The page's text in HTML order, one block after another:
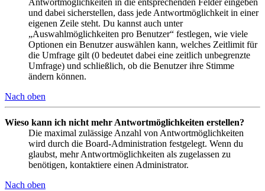
Antwortmöglichkeiten in die entsprechenden Felder eingeben
und dabei sicherstellen, dass jede Antwortmöglichkeit in einer
eigenen Zeile steht. Du kannst auch unter
„Auswahlmöglichkeiten pro Benutzer“ festlegen, wie viele
Optionen ein Benutzer auswählen kann, welches Zeitlimit für
die Umfrage gilt (0 bedeutet dabei eine zeitlich unbegrenzte
Umfrage) und schließlich, ob die Benutzer ihre Stimme
ändern können.
Nach oben
Wieso kann ich nicht mehr Antwortmöglichkeiten erstellen?
Die maximal zulässige Anzahl von Antwortmöglichkeiten
wird durch die Board-Administration festgelegt. Wenn du
glaubst, mehr Antwortmöglichkeiten als zugelassen zu
benötigen, kontaktiere einen Administrator.
Nach oben